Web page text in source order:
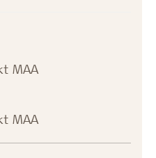
MAA
MAA